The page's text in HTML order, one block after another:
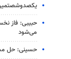
حبیبی: فاز
می‌شود
حسینی: حل